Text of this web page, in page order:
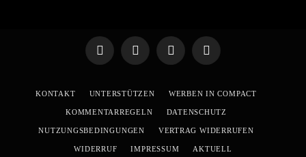
TelegramWhatsApp
X
YouTube
KONTAKT UNTERSTÜTZEN WERBEN IN COMPACT
KOMMENTARREGELN DATENSCHUTZ
NUTZUNGSBEDINGUNGEN VERTRAG WIDERRUFEN
WIDERRUF IMPRESSUM AKTUELL